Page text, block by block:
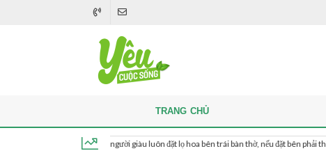
Khi thắp hương, người giàu luôn đặt lọ hoa bên trái bàn thờ, nếu đặt bên phải thì sao?
TRANG CHỦ